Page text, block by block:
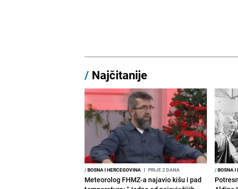
/ Najčitanije
/BOSNA I HERCEGOVINA I PRIJE 2 DANA
Meteorolog FHMZ-a najavio kišu i pad
/BOSNA I